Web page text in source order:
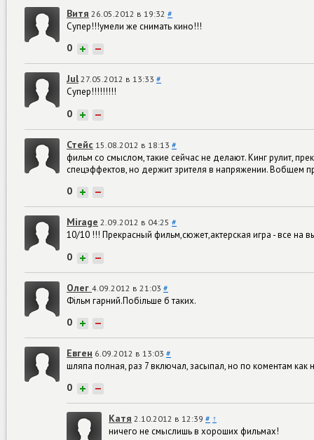
Витя 26.05.2012 в 19:32 #
Супер!!!умели же снимать кино!!!
0 + −
Jul 27.05.2012 в 13:33 #
Супер!!!!!!!!!
0 + −
Стейс 15.08.2012 в 18:13 #
фильм со смыслом, такие сейчас не делают. Кинг рулит,
спецэффектов, но держит зрителя в напряжении. Вобщем
0 + −
Mirage 2.09.2012 в 04:25 #
10/10 !!! Прекрасный фильм,сюжет,актерская игра - все на
0 + −
Олег 4.09.2012 в 21:03 #
Фільм гарний.Побільше б таких.
0 + −
Евген 6.09.2012 в 13:03 #
шляпа полная, раз 7 включал, засыпал, но по коментам
0 + −
Катя 2.10.2012 в 12:39 # ↑
ничего не смыслишь в хороших фильмах!